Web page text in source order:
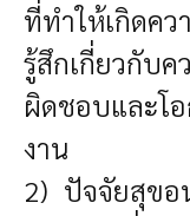
ที่ทำให้เกิดค
รู้สึกเกี่ยวกับค
ผิดชอบและโ
งาน
2) ปัจจัยสุขอ